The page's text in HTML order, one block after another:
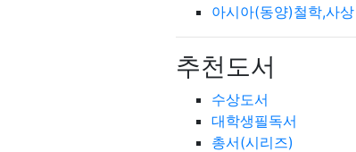
아시아(동양)철학,사상
추천도서
수상도서
대학생필독서
총서(시리즈)